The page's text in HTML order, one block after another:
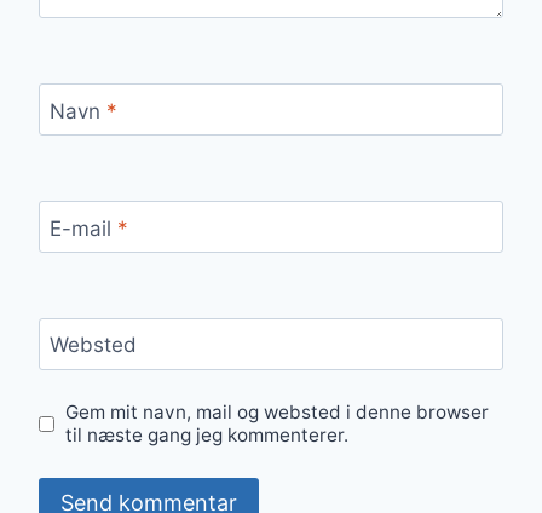
Navn *
E-mail *
Websted
Gem mit navn, mail og websted i denne browser
til næste gang jeg kommenterer.